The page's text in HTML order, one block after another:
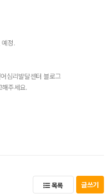
정.
심리발달센터 블로그
주세요.
목록 글쓰기